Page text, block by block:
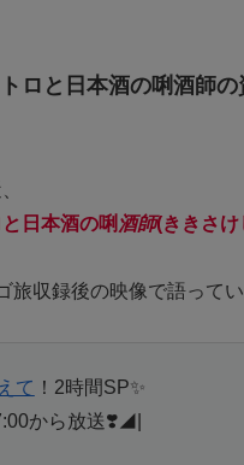
ロと日本酒の唎酒師の
日本酒の唎 酒師(ききさ
旅収録後の映像で語ってい
て ！2時間SP✨
から放送❣️◢|